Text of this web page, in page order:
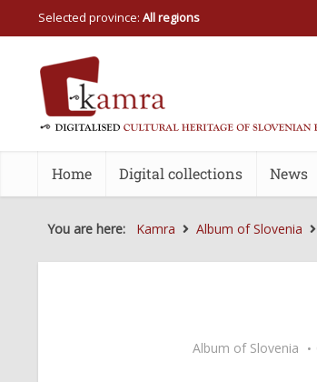
Selected province: All regions
Home Digital collections News
You are here: Kamra Album of Slovenia
Album of Slovenia